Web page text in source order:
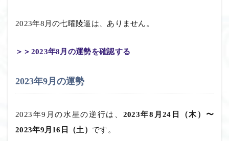
2023年8月の七曜陵逼は、ありません。
＞＞2023年8月の運勢を確認する
2023年9月の運勢
2023年9月の水星の逆行は、 2023年8月24日（木）〜
2023年9月16日（土） です。